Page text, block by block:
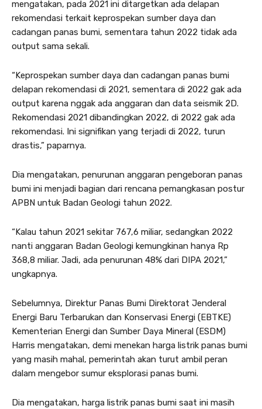
mengatakan, pada 2021 ini ditargetkan ada delapan
rekomendasi terkait keprospekan sumber daya dan
cadangan panas bumi, sementara tahun 2022 tidak ada
output sama sekali.
“Keprospekan sumber daya dan cadangan panas bumi
delapan rekomendasi di 2021, sementara di 2022 gak ada
output karena nggak ada anggaran dan data seismik 2D.
Rekomendasi 2021 dibandingkan 2022, di 2022 gak ada
rekomendasi. Ini signifikan yang terjadi di 2022, turun
drastis,” paparnya.
Dia mengatakan, penurunan anggaran pengeboran panas
bumi ini menjadi bagian dari rencana pemangkasan postur
APBN untuk Badan Geologi tahun 2022.
“Kalau tahun 2021 sekitar 767,6 miliar, sedangkan 2022
nanti anggaran Badan Geologi kemungkinan hanya Rp
368,8 miliar. Jadi, ada penurunan 48% dari DIPA 2021,”
ungkapnya.
Sebelumnya, Direktur Panas Bumi Direktorat Jenderal
Energi Baru Terbarukan dan Konservasi Energi (EBTKE)
Kementerian Energi dan Sumber Daya Mineral (ESDM)
Harris mengatakan, demi menekan harga listrik panas bumi
yang masih mahal, pemerintah akan turut ambil peran
dalam mengebor sumur eksplorasi panas bumi.
Dia mengatakan, harga listrik panas bumi saat ini masih